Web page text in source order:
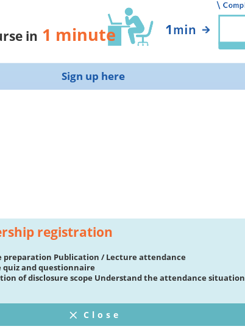
in 1 minute
Sign up here
registration
preparation Publication / Lecture attendance
quiz and questionnaire
of disclosure scope Understand the attendance situation
Close